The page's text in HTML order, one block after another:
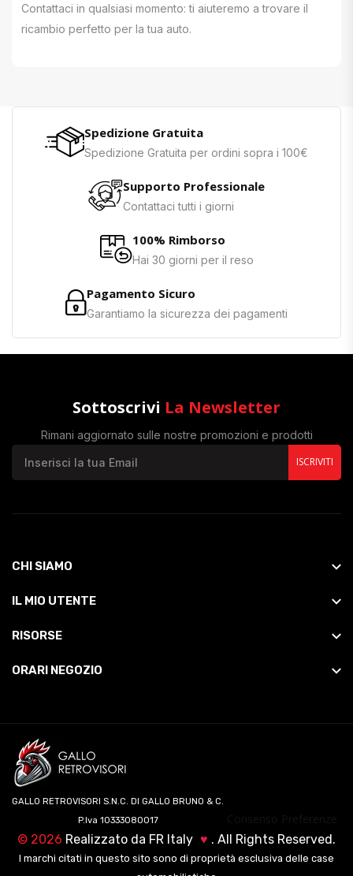
Contattaci in qualsiasi momento: ti aiuteremo a trovare il
ricambio perfetto per la tua auto.
Spedizione Gratuita
Spedizione Gratuita per ordini sopra i 100€
Supporto Professionale
Contattaci tutti i giorni
100% Rimborso
Hai 30 giorni per il reso
Pagamento Sicuro
Garantiamo la sicurezza dei pagamenti
Sottoscrivi La Newsletter
Rimani aggiornato sulle nostre promozioni e prodotti
ISCRIVITI
CHI SIAMO
IL MIO UTENTE
RISORSE
ORARI NEGOZIO
GALLO RETROVISORI S.N.C. DI GALLO BRUNO & C.
P.Iva 10333080017
© 2026 Realizzato da FR Italy ♥ . All Rights Reserved.
I marchi citati in questo sito sono di proprietà esclusiva delle case